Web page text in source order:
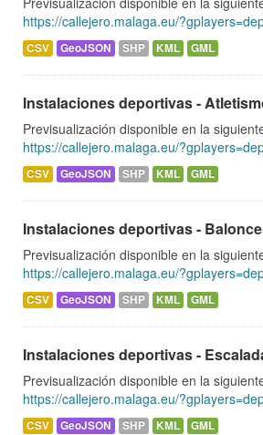
https://callejero.malaga.eu/
CSV GeoJSON SHP KML GML
Instalaciones deportivas -
Previsualización disponible en la
https://callejero.malaga.eu/
CSV GeoJSON SHP KML GML
Instalaciones deportivas -
Previsualización disponible en la
https://callejero.malaga.eu/
CSV GeoJSON SHP KML GML
Instalaciones deportivas -
Previsualización disponible en la
https://callejero.malaga.eu/
CSV GeoJSON SHP KML GML